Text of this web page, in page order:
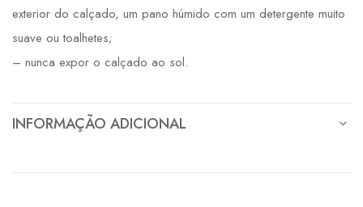
exterior do calçado, um pano húmido com um detergente muito
suave ou toalhetes;
– nunca expor o calçado ao sol.
INFORMAÇÃO ADICIONAL